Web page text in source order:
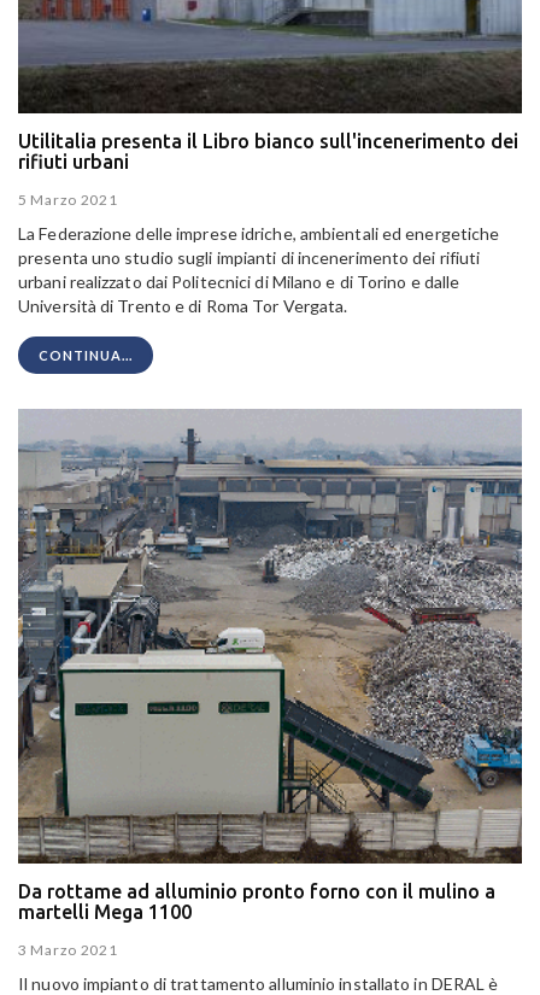
Utilitalia presenta il Libro bianco sull'incenerimento dei
rifiuti urbani
5 Marzo 2021
La Federazione delle imprese idriche, ambientali ed energetiche
presenta uno studio sugli impianti di incenerimento dei rifiuti
urbani realizzato dai Politecnici di Milano e di Torino e dalle
Università di Trento e di Roma Tor Vergata.
CONTINUA...
Da rottame ad alluminio pronto forno con il mulino a
martelli Mega 1100
3 Marzo 2021
Il nuovo impianto di trattamento alluminio installato in DERAL è